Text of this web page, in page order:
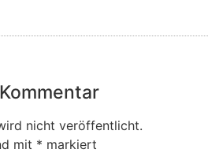
nicht veröffentlicht.
mit * markiert